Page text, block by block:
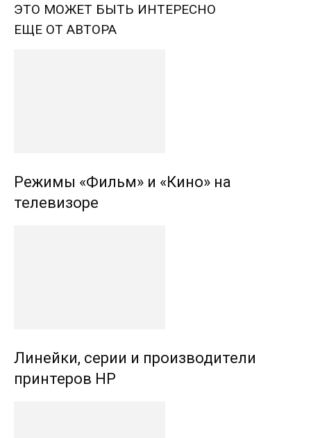
ЭТО МОЖЕТ БЫТЬ ИНТЕРЕСНО
ЕЩЕ ОТ АВТОРА
Режимы «Фильм» и «Кино» на
телевизоре
Линейки, серии и производители
принтеров HP